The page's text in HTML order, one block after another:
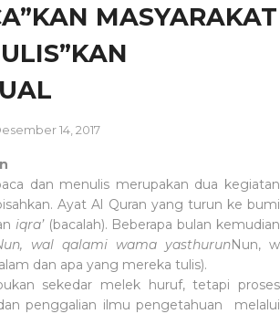
MASYARAKAT
14, 2017
dan menulis merupakan dua kegiatan
Ayat Al Quran yang turun ke bumi
iqra’(bacalah). Beberapa bulan kemudian
wal qalami wama yasthurunNun, w
dan apa yang mereka tulis).
sekedar melek huruf, tetapi proses
penggalian ilmu pengetahuan melalui